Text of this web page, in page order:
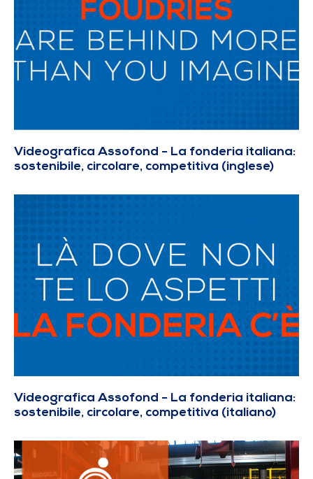
Videografica Assofond - La fonderia italiana:
sostenibile, circolare, competitiva (inglese)
Videografica Assofond - La fonderia italiana:
sostenibile, circolare, competitiva (italiano)